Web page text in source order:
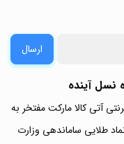
ارسال
نسل آینده
آتی کالا مارکت مفتخر به
طلایی ساماندهی وزارت